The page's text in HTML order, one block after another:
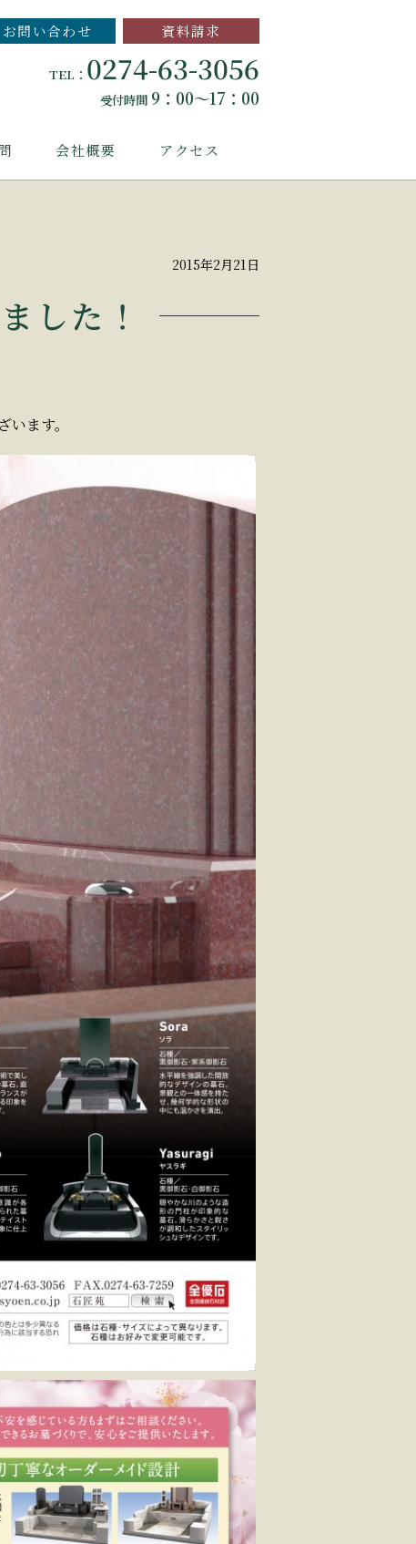
お問い合わせ 資料請求
TEL： 0274-63-3056
受付時間 9：00～17：00
会社概要 アクセス
2015年2月21日
した！
ます。